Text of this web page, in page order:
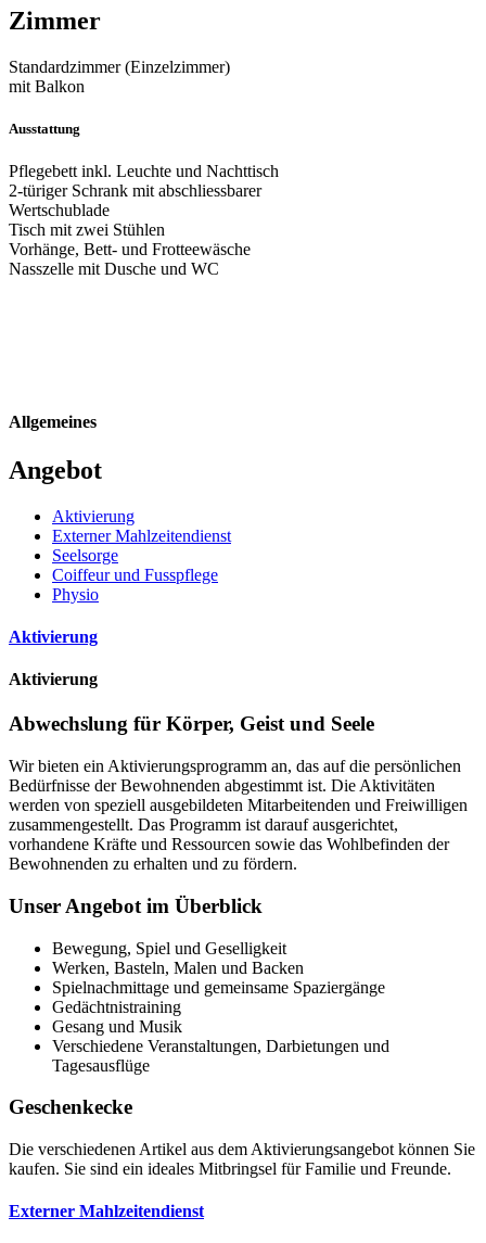
Zimmer
Standardzimmer (Einzelzimmer)
mit Balkon
Ausstattung
Pflegebett inkl. Leuchte und Nachttisch
2-türiger Schrank mit abschliessbarer
Wertschublade
Tisch mit zwei Stühlen
Vorhänge, Bett- und Frotteewäsche
Nasszelle mit Dusche und WC
Allgemeines
Angebot
Aktivierung
Externer Mahlzeitendienst
Seelsorge
Coiffeur und Fusspflege
Physio
Aktivierung
Aktivierung
Abwechslung für Körper, Geist und Seele
Wir bieten ein Aktivierungsprogramm an, das auf die persönlichen
Bedürfnisse der Bewohnenden abgestimmt ist. Die Aktivitäten
werden von speziell ausgebildeten Mitarbeitenden und Freiwilligen
zusammengestellt. Das Programm ist darauf ausgerichtet,
vorhandene Kräfte und Ressourcen sowie das Wohlbefinden der
Bewohnenden zu erhalten und zu fördern.
Unser Angebot im Überblick
Bewegung, Spiel und Geselligkeit
Werken, Basteln, Malen und Backen
Spielnachmittage und gemeinsame Spaziergänge
Gedächtnistraining
Gesang und Musik
Verschiedene Veranstaltungen, Darbietungen und
Tagesausflüge
Geschenkecke
Die verschiedenen Artikel aus dem Aktivierungsangebot können Sie
kaufen. Sie sind ein ideales Mitbringsel für Familie und Freunde.
Externer Mahlzeitendienst